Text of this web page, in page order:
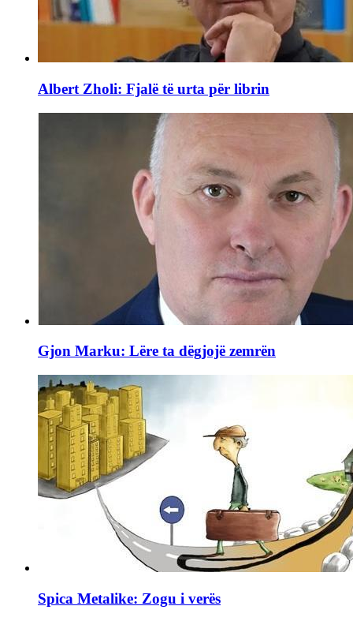
Albert Zholi: Fjalë të urta për librin
Gjon Marku: Lëre ta dëgjojë zemrën
Spica Metalike: Zogu i verës